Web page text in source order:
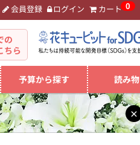
会員登録 ログイン カート 0
の
ちら
予算から探す 読み物
×